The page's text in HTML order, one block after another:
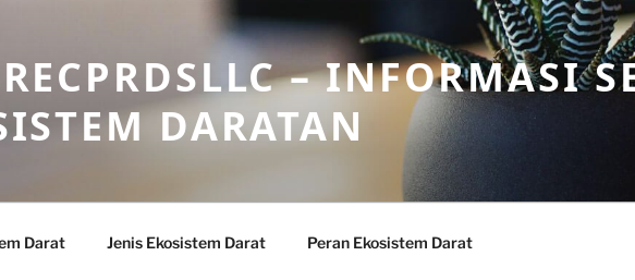
– INFORMASI
DARATAN
Darat Jenis Ekosistem Darat Peran Ekosistem Darat